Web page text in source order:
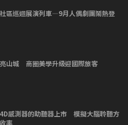
區巡迴展演列車—9月人偶劇團鬧熱登
山城 商圈美學升級迎國際旅客
感測器的助聽器上市 模擬大腦聆聽方
率